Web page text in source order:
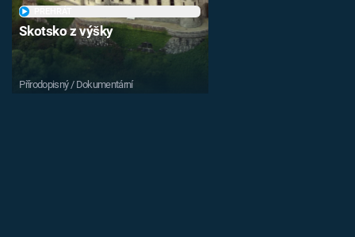
Skotsko z výšky
Přírodopisný / Dokumentární